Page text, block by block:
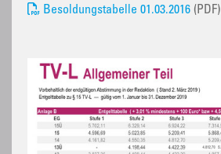
Besoldungstabelle 01.03.2016 (PDF)